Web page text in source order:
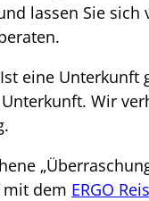
lassen Sie sich
eine Unterkunft
Wir
mit dem ERGO